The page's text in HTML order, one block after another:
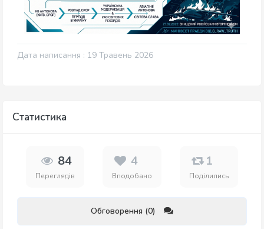
Дата написання : 19 Травень 2026
Статистика
84
Переглядів
4
Вподобано
1
Поділились
Обговорення (0)